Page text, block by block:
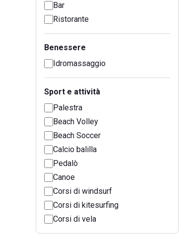
Bar
Ristorante
Benessere
Idromassaggio
Sport e attività
Palestra
Beach Volley
Beach Soccer
Calcio balilla
Pedalò
Canoe
Corsi di windsurf
Corsi di kitesurfing
Corsi di vela